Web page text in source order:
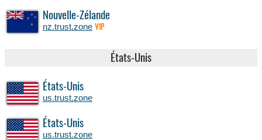
Nouvelle-Zélande
nz.trust.zone VIP
États-Unis
États-Unis
us.trust.zone
États-Unis
us.trust.zone